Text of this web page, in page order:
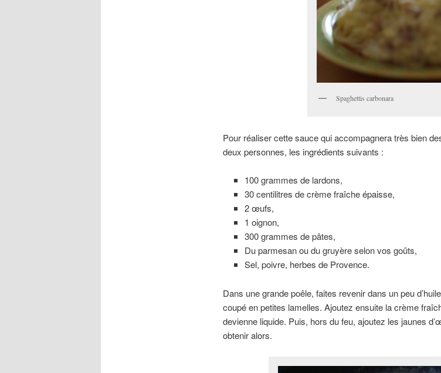
Spaghettis carbonara
Pour réaliser cette sauce qui accompagnera très bien
deux personnes, les ingrédients suivants :
100 grammes de lardons,
30 centilitres de crème fraîche épaisse,
2 œufs,
1 oignon,
300 grammes de pâtes,
Du parmesan ou du gruyère selon vos goûts,
Sel, poivre, herbes de Provence.
Dans une grande poêle, faites revenir dans un peu
coupé en petites lamelles. Ajoutez ensuite la crème
devienne liquide. Puis, hors du feu, ajoutez les jaunes
obtenir alors.